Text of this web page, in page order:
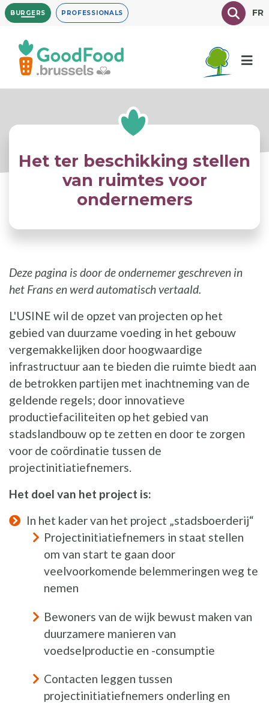
Overslaan
en
inhoud
gaan
BURGERS PROFESSIONALS TexteFR
Het ter beschikking stellen
van ruimtes voor
ondernemers
Deze pagina is door de ondernemer geschreven in
het Frans en werd automatisch vertaald.
L'USINE wil de opzet van projecten op het
gebied van duurzame voeding in het gebouw
vergemakkelijken door hoogwaardige
infrastructuur aan te bieden die ruimte biedt aan
de betrokken partijen met inachtneming van de
geldende regels; door innovatieve
productiefaciliteiten op het gebied van
stadslandbouw op te zetten en door te zorgen
voor de coördinatie tussen de
projectinitiatiefnemers.
Het doel van het project is:
In het kader van het project „stadsboerderij“
Projectinitiatiefnemers in staat stellen
om van start te gaan door
veelvoorkomende belemmeringen weg te
nemen
Bewoners van de wijk bewust maken van
duurzamere manieren van
voedselproductie en -consumptie
Contacten leggen tussen
projectinitiatiefnemers onderling en